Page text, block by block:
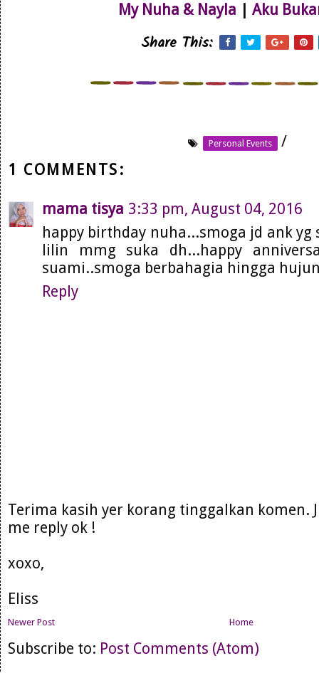
My Nuha & Nayla | Aku
Share This:
Personal Events
/
1 COMMENTS:
mama tisya 3:33 pm, August 04, 2016
happy birthday nuha...smoga jd ank
lilin mmg suka dh...happy
suami..smoga berbahagia hingga
Reply
Terima kasih yer korang tinggalkan komen.
me reply ok !
xoxo,
Eliss
Newer Post Home
Subscribe to: Post Comments (Atom)